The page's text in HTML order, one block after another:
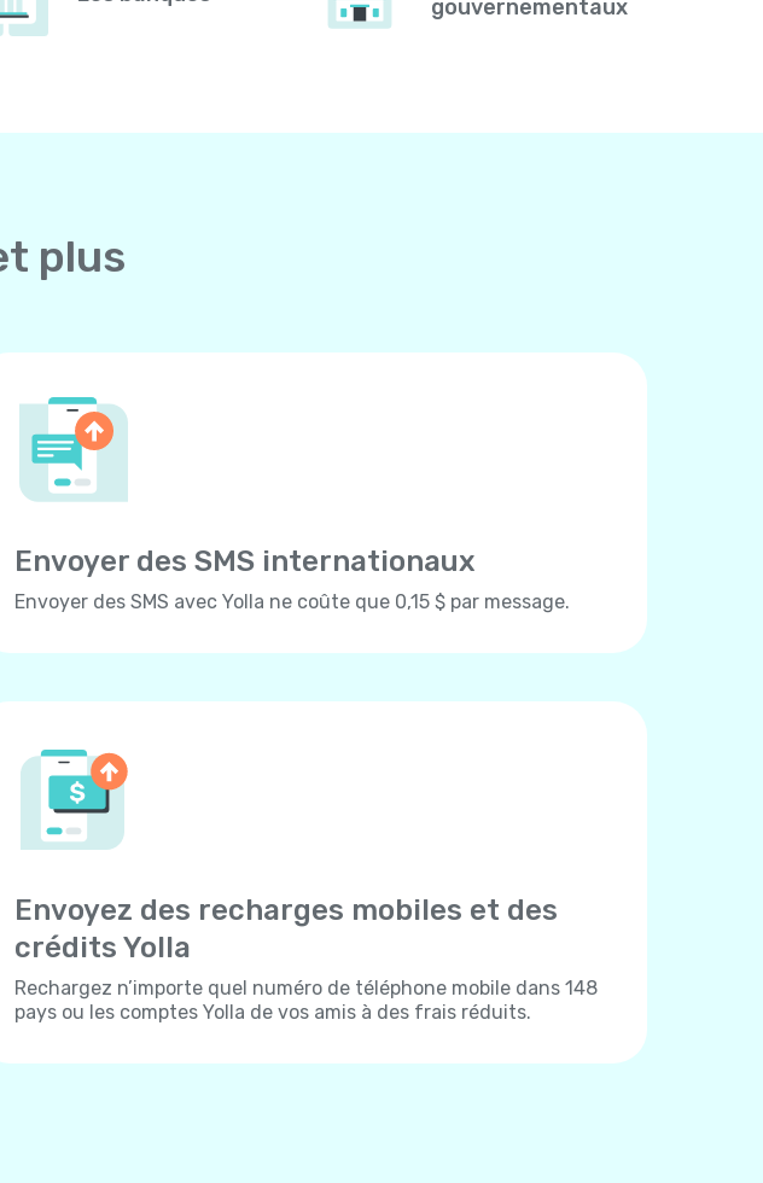
gouvernementaux
plus
Envoyer des SMS internationaux
Envoyer des SMS avec Yolla ne coûte que 0,15 $ par message.
Envoyez des recharges mobiles et des
crédits Yolla
Rechargez n’importe quel numéro de téléphone mobile dans 148
pays ou les comptes Yolla de vos amis à des frais réduits.